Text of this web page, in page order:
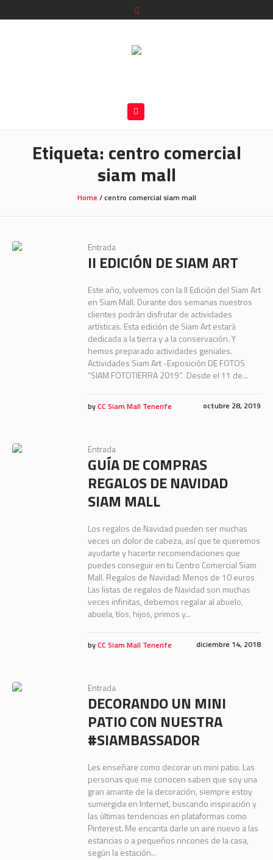
Etiqueta: centro comercial
siam mall
Home/centro comercial siam mall
Entrada
II EDICIÓN DE SIAM ART
Este año, volvemos con la II Edición del Siam Art
en Siam Mall. Durante dos semanas nuestros
clientes podrán disfrutar de actividades
artísticas. Esta edición de Siam Art estará
dedicada a la tierra y a la conservación. Y
hemos preparado actividades geniales.
Actividades Siam Art -Exposición DE FOTOS
“SIAM FOTOTIERRA 2019”. Desde el 11 de...
octubre 28, 2019
byCC Siam Mall Tenerife
Entrada
GUÍA DE COMPRAS
REGALOS DE NAVIDAD
SIAM MALL
Los regalos de Navidad pueden ser muchas
veces un dolor de cabeza, así que te queremos
ayudarte y hacerte recomendaciones que
puedes conseguir en tu Centro Comercial Siam
Mall. Regalos de Navidad: Menos de 10 euros
Las listas de regalos de Navidad son muchas
veces infinitas, debemos regalar al abuelo,
abuela, tíos, hijos, primos y...
diciembre 14, 2018
byCC Siam Mall Tenerife
Entrada
DECORANDO UN MINI
PATIO CON NUESTRA
#SIAMBASSADOR
Les enseñare como decorar un mini patio. Las
personas que me conocen saben que soy una
gran amante de la decoración, siempre estoy
sumergida en Internet, buscando inspiración y
las últimas tendencias en plataformas como
Pinterest. Me encanta darle un aire nuevo a las
estancias o a pequeños rincones de la casa,
según la estación...